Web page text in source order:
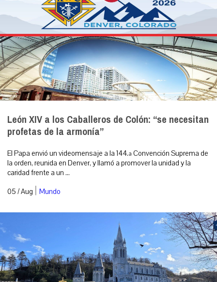
León XIV a los Caballeros de Colón: “se necesitan
profetas de la armonía”
El Papa envió un videomensaje a la 144.ª Convención Suprema de
la orden, reunida en Denver, y llamó a promover la unidad y la
caridad frente a un ...
05 / Aug | Mundo